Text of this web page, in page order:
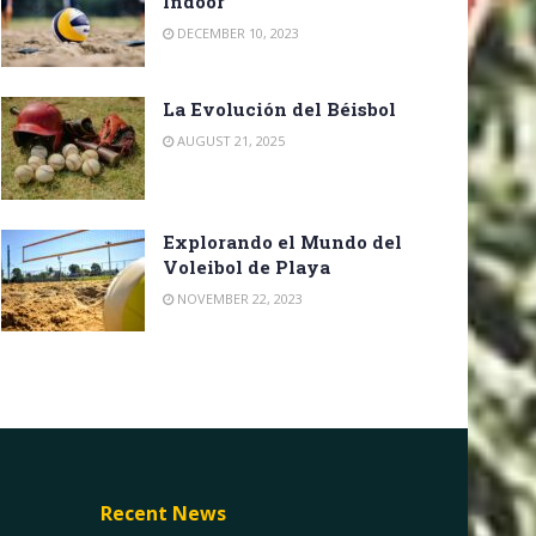
DECEMBER 10, 2023
La Evolución del Béisbol
AUGUST 21, 2025
Explorando el Mundo del
Voleibol de Playa
NOVEMBER 22, 2023
Recent News